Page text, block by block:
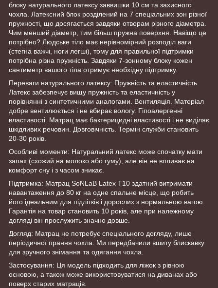
блоку натурального латексу заввишки 10 см та захисного
чохла. Латексний блок розділений на 7 спеціальних зон різної
пружності, що досягається завдяки отворам різного діаметра.
Чим менший діаметр, тим більш пружна поверхня. Навіщо це
потрібно? Людське тіло має нерівномірний розподіл ваги
(стегна важчі, ноги легші), тому для правильної підтримки
потрібна різна пружність. Завдяки 7-зонному блоку кожен
сантиметр вашого тіла отримує необхідну підтримку.
Переваги натурального латексу: Пружність та еластичність.
Латекс забезпечує вищу пружність та еластичність у
порівнянні з синтетичними аналогами. Вентиляція. Матеріал
добре вентилюється і не вбирає вологу. Гіпоалергенні
властивості. Матрац має бактерицидні властивості і не виділяє
шкідливих речовин. Довговічність. Термін служби становить
20-30 років.
Особливі моменти: Натуральний латекс може спочатку мати
запах (схожий на молоко або гуму), але він не впливає на
комфорт сну і з часом зникає.
Підтримка: Матрац SoNLaB Latex Т10 здатний витримати
навантаження до 80 кг на одне спальне місце, що робить
його ідеальним для підлітків і дорослих з нормальною вагою.
Гарантія на товар становить 10 років, але при належному
догляді він прослужить значно довше.
Догляд: Матрац не потребує спеціального догляду, лише
періодичної прання чохла. Ми передбачили вшиту блискавку
для зручного знімання та одягання чохла.
Застосування: Ця модель підходить для ліжок з рівною
основою, а також може використовуватися на диванах або
поверх старих матраців.